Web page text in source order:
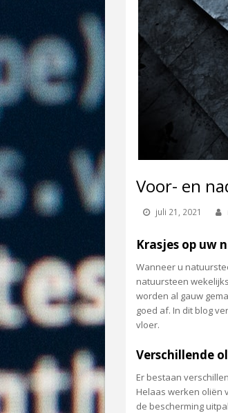
Voor- en
juli 21, 2021
Krasjes op uw
Wanneer u
natuursteen
worden al gauw
goed af. In dit blog
vloer.
Verschillende
Er bestaan
Helaas werken oliën
de bescherming